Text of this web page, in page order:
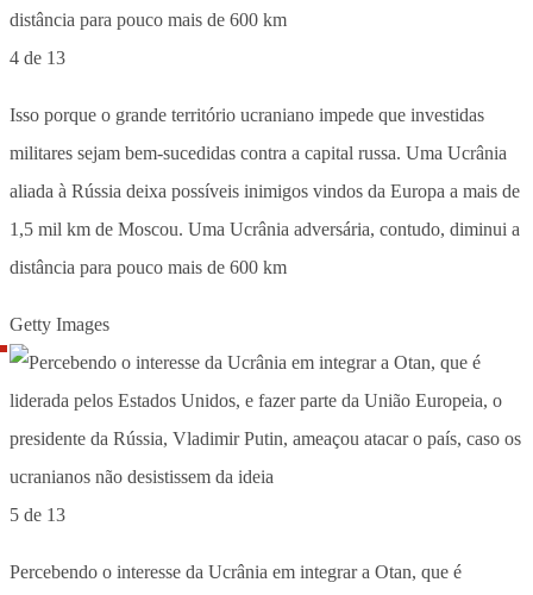
4 de 13
Isso porque o grande território ucraniano impede que investidas
militares sejam bem-sucedidas contra a capital russa. Uma Ucrânia
aliada à Rússia deixa possíveis inimigos vindos da Europa a mais de
1,5 mil km de Moscou. Uma Ucrânia adversária, contudo, diminui a
distância para pouco mais de 600 km
Getty Images
5 de 13
Percebendo o interesse da Ucrânia em integrar a Otan, que é